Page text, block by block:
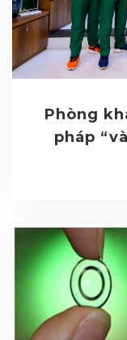
Phòng
pháp